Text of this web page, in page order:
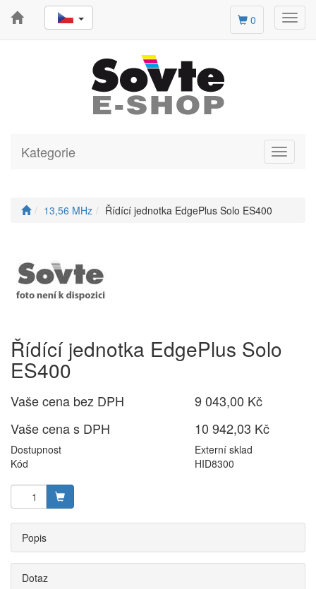
0
Toggle
Kategorie
13,56 MHz Řídící jednotka EdgePlus Solo ES400
Řídící jednotka EdgePlus Solo
ES400
Vaše cena bez DPH
9 043,00 Kč
Vaše cena s DPH
10 942,03 Kč
Dostupnost
Externí sklad
Kód
HID8300
Popis
Dotaz